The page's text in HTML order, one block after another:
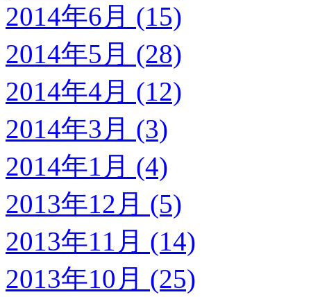
2014年6月 (15)
2014年5月 (28)
2014年4月 (12)
2014年3月 (3)
2014年1月 (4)
2013年12月 (5)
2013年11月 (14)
2013年10月 (25)